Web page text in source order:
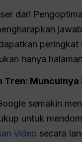
dari
hanya
Tren: Munculnya
semakin
untuk
video secara